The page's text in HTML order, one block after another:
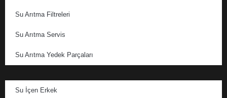
Su Arıtma Filtreleri
Su Arıtma Servis
Su Arıtma Yedek Parçaları
Su İçen Erkek